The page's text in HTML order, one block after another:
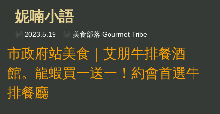
妮喃小語
2023.5.19 美食部落 Gourmet Tribe
市政府站美食｜艾朋牛排餐酒
館。龍蝦買一送一！約會首選牛
排餐廳